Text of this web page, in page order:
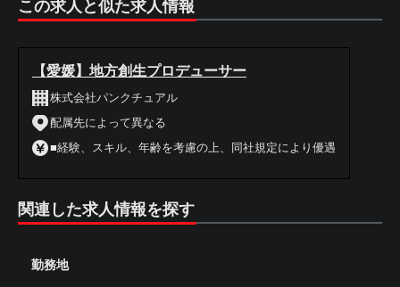
この求人と似た求人情報
【愛媛】地方創生プロデューサー
株式会社パンクチュアル
配属先によって異なる
■経験、スキル、年齢を考慮の上、同社規定により優遇
関連した求人情報を探す
勤務地